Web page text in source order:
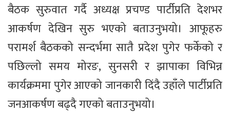
बैठक सुरुवात गर्दै अध्यक्ष प्रचण्ड पार्टीप्रति देशभर
आकर्षण देखिन सुरु भएको बताउनुभयो। आफूहरु
परामर्श बैठकको सन्दर्भमा सातै प्रदेश पुगेर फर्केको र
पछिल्लो समय मोरङ, सुनसरी र झापाका विभिन्न
कार्यक्रममा पुगेर आएको जानकारी दिंदै उहाँले पार्टीप्रति
जनआकर्षण बढ्दै गएको बताउनुभयो।